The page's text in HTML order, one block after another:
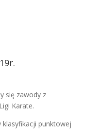
się zawody z
Karate.
klasyfikacji punktowej